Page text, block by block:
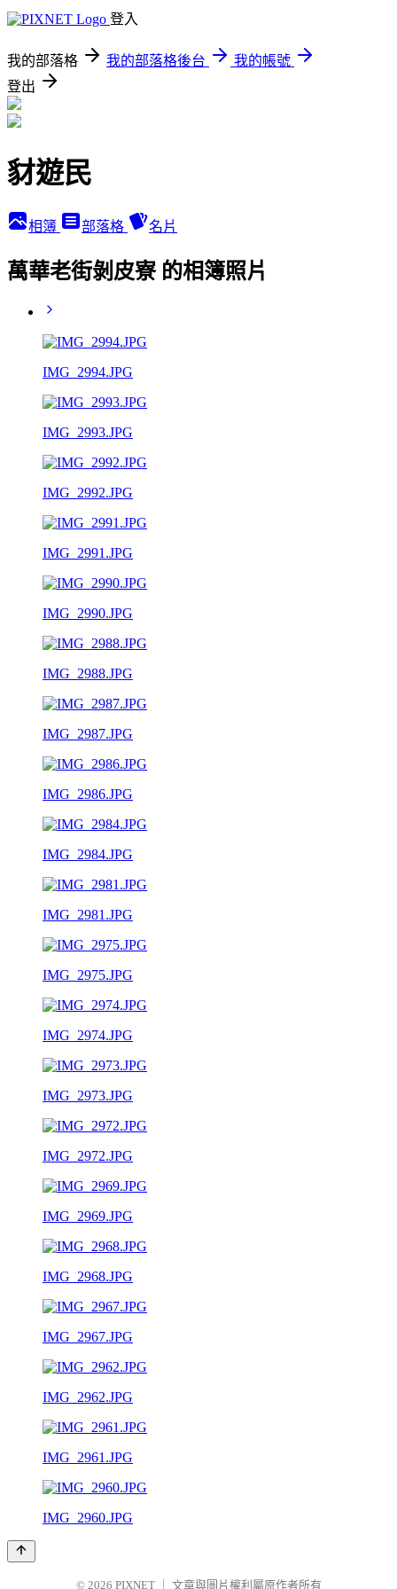
登入
我的部落格 我的部落格後台
我的帳號
登出
豺遊民
相簿 部落格 名片
萬華老街剝皮寮 的相簿照片
IMG_2994.JPG
IMG_2993.JPG
IMG_2992.JPG
IMG_2991.JPG
IMG_2990.JPG
IMG_2988.JPG
IMG_2987.JPG
IMG_2986.JPG
IMG_2984.JPG
IMG_2981.JPG
IMG_2975.JPG
IMG_2974.JPG
IMG_2973.JPG
IMG_2972.JPG
IMG_2969.JPG
IMG_2968.JPG
IMG_2967.JPG
IMG_2962.JPG
IMG_2961.JPG
IMG_2960.JPG
© 2026 PIXNET 文章與圖片權利屬原作者所有